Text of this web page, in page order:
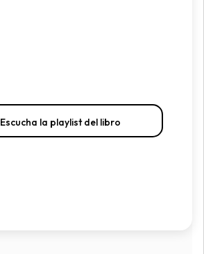
Escucha la playlist del libro